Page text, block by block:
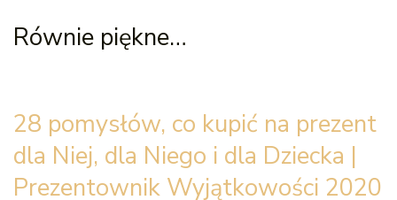
Równie piękne…
28 pomysłów, co kupić na prezent
dla Niej, dla Niego i dla Dziecka |
Prezentownik Wyjątkowości 2020